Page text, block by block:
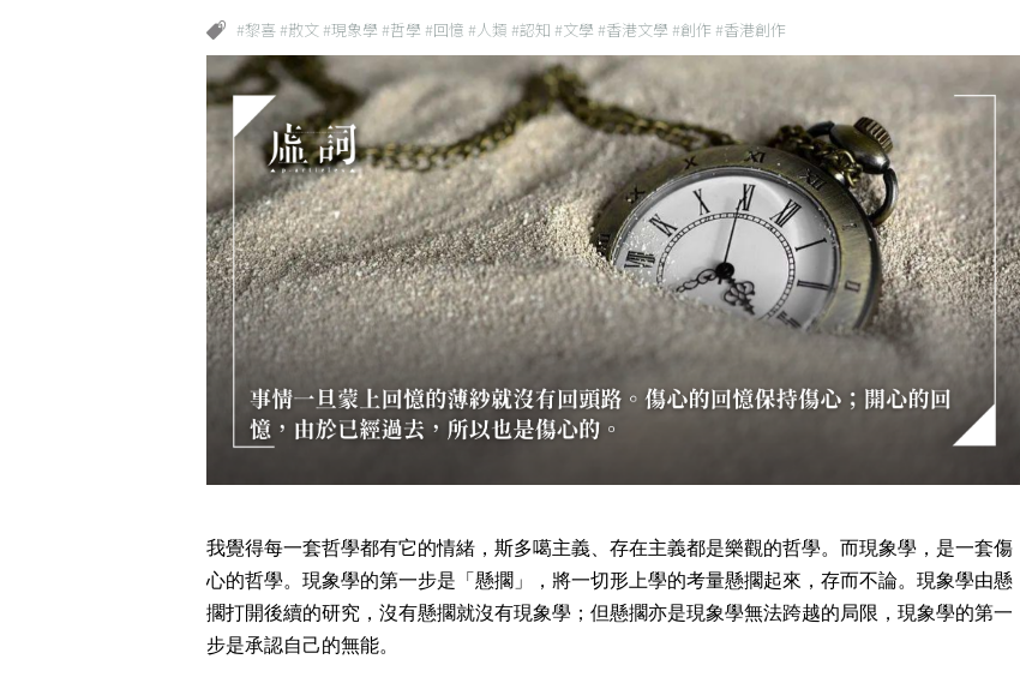
#黎喜 #散文 #現象學 #哲學 #回憶 #人類 #認知 #文學 #香港文學 #創作 #香港創作
我覺得每一套哲學都有它的情緒，斯多噶主義、存在主義都是樂觀的哲學。而現象學，是一套傷
心的哲學。現象學的第一步是「懸擱」，將一切形上學的考量懸擱起來，存而不論。現象學由懸
擱打開後續的研究，沒有懸擱就沒有現象學；但懸擱亦是現象學無法跨越的局限，現象學的第一
步是承認自己的無能。